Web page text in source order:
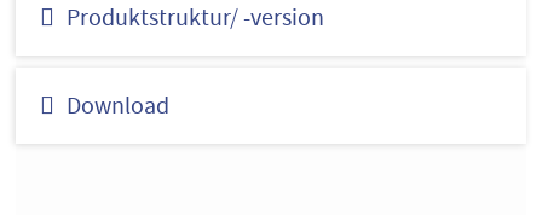
Produktstruktur/ -version
Download